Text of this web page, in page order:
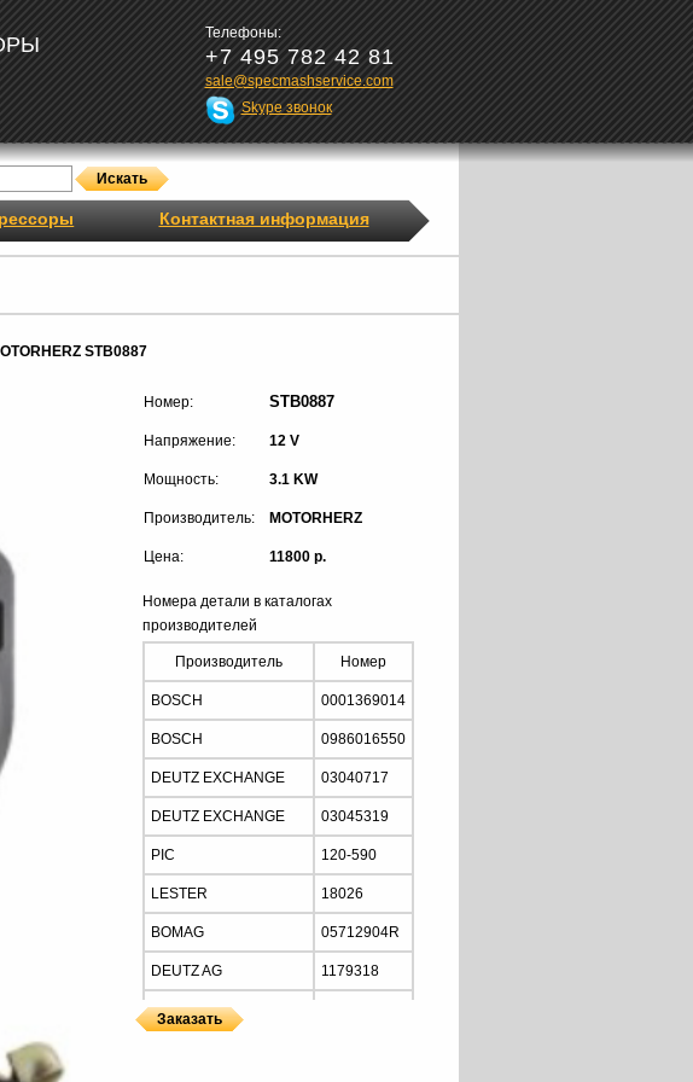
Телефоны:
+7 495 782 42 81
sale@specmashservice.com
Skype звонок
Контактная информация
STB0887
Номер: STB0887
Напряжение: 12 V
Мощность: 3.1 KW
Производитель: MOTORHERZ
Цена: 11800 р.
Номера детали в каталогах
производителей
Производитель Номер
BOSCH 0001369014
BOSCH 0986016550
DEUTZ EXCHANGE 03040717
DEUTZ EXCHANGE 03045319
PIC 120-590
LESTER 18026
BOMAG 05712904R
DEUTZ AG 1179318
DEUTZ AG